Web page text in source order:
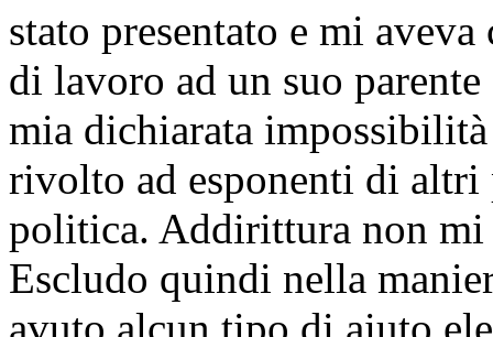
stato presentato e mi
di lavoro ad un suo
mia dichiarata
rivolto ad esponenti di
politica. Addirittura non mi
Escludo quindi nella
avuto alcun tipo di aiuto